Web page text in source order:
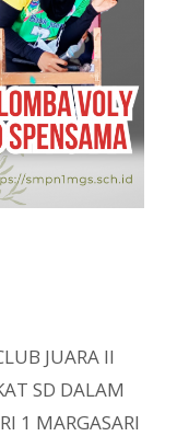
JUARA II
SD DALAM
1 MARGASARI